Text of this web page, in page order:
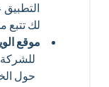
التطبيق
لك تتبع
موقع
حول